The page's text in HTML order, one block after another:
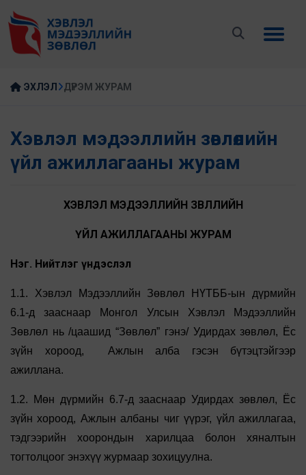
ЭХЛЭЛ ДҮРЭМ ЖУРАМ
Хэвлэл мэдээллийн зөвлөлийн
үйл ажиллагааны журам
ХЭВЛЭЛ МЭДЭЭЛЛИЙН ЗӨВЛӨЛИЙН
ҮЙЛ АЖИЛЛАГААНЫ ЖУРАМ
Нэг. Нийтлэг үндэслэл
1.1. Хэвлэл Мэдээллийн Зөвлөл НҮТББ-ын дүрмийн
6.1-д зааснаар Монгол Улсын Хэвлэл Мэдээллийн
Зөвлөл нь /цаашид “Зөвлөл” гэнэ/ Удирдах зөвлөл, Ёс
зүйн хороод, Ажлын алба гэсэн бүтэцтэйгээр
ажиллана.
1.2. Мөн дүрмийн 6.7-д зааснаар Удирдах зөвлөл, Ёс
зүйн хороод, Ажлын албаны чиг үүрэг, үйл ажиллагаа,
тэдгээрийн хоорондын харилцаа болон хяналтын
тогтолцоог энэхүү журмаар зохицуулна.